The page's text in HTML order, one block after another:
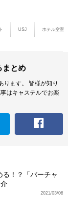
USJ ホテル空室
まとめ
ます。
皆様が知り
はキャステルでお楽
る！？「バーチャ
2021/03/06